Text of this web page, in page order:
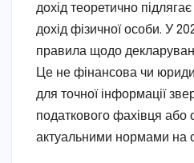
дохід теоретично
дохід фізичної особи. У
правила щодо
Це не фінансова чи
для точної інформації
податкового фахівця або
актуальними нормами на